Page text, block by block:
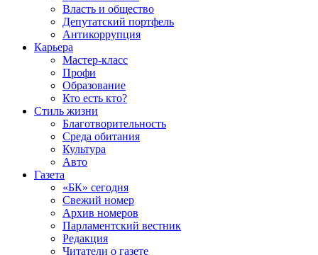
Власть и общество
Депутатский портфель
Антикоррупция
Карьера
Мастер-класс
Профи
Образование
Кто есть кто?
Стиль жизни
Благотворительность
Среда обитания
Культура
Авто
Газета
«БК» сегодня
Свежий номер
Архив номеров
Парламентский вестник
Редакция
Читатели о газете